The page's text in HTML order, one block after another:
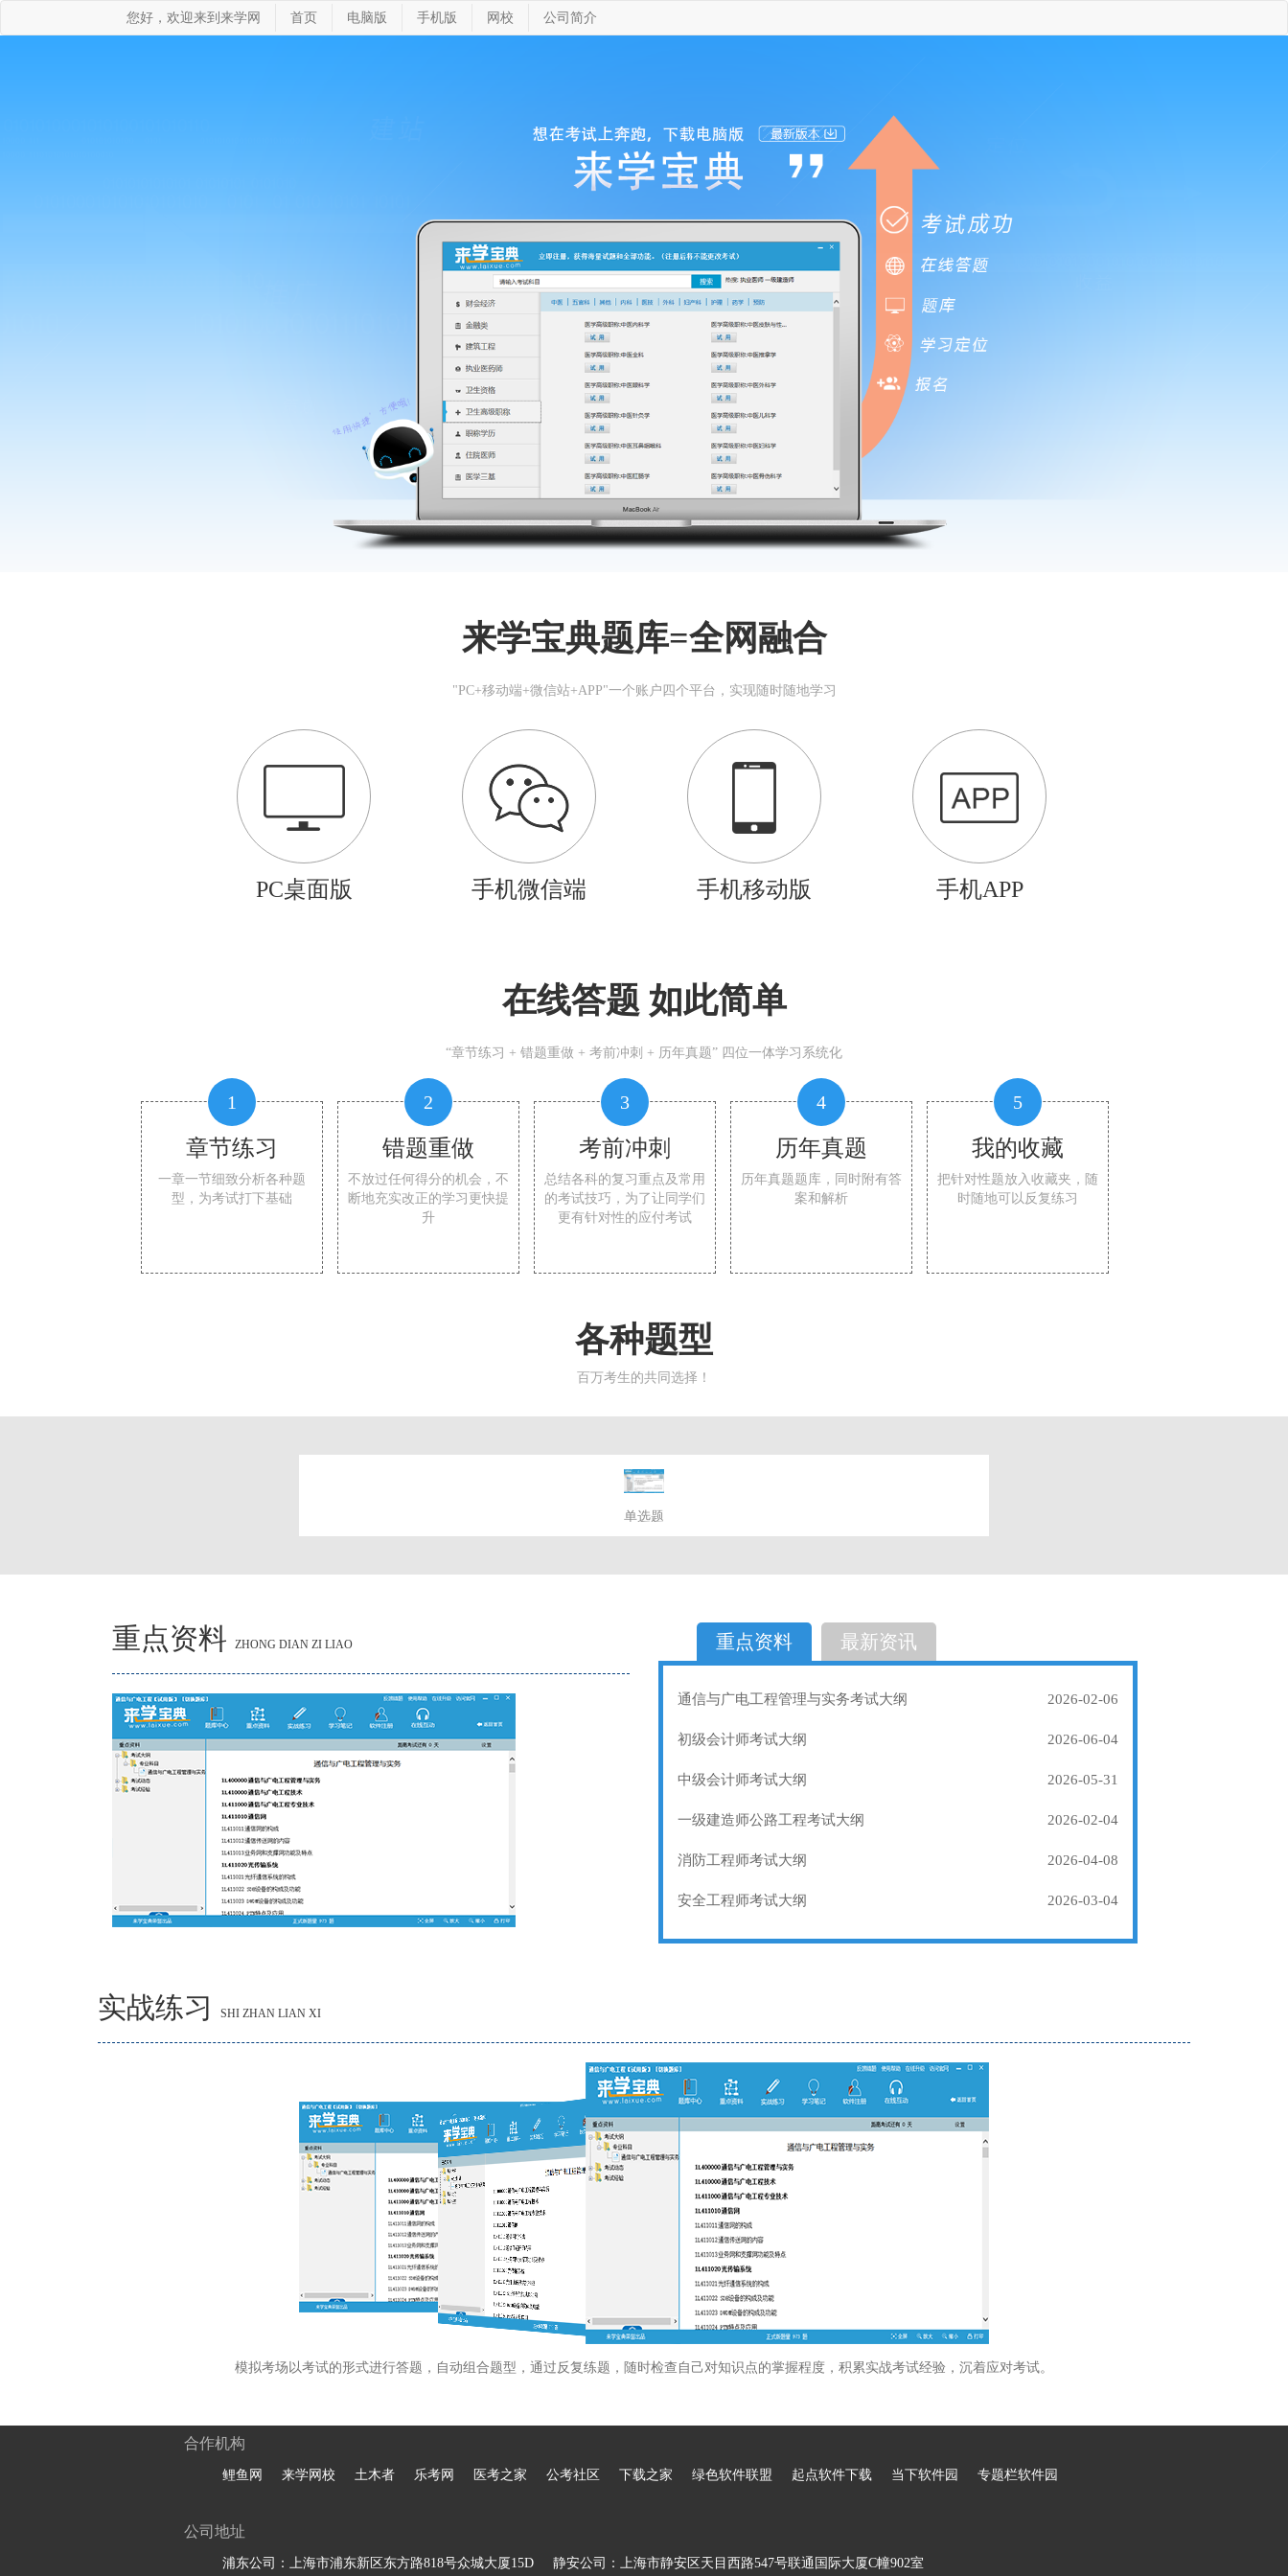
您好，欢迎来到来学网 首页 电脑版 手机版 网校 公司简介
来学宝典题库=全网融合
"PC+移动端+微信站+APP"一个账户四个平台，实现随时随地学习
PC桌面版 手机微信端 手机移动版 手机APP
在线答题 如此简单
“章节练习 + 错题重做 + 考前冲刺 + 历年真题” 四位一体学习系统化
1
章节练习
一章一节细致分析各种题
型，为考试打下基础
2
错题重做
不放过任何得分的机会，不
断地充实改正的学习更快提
升
3
考前冲刺
总结各科的复习重点及常用
的考试技巧，为了让同学们
更有针对性的应付考试
4
历年真题
历年真题题库，同时附有答
案和解析
5
我的收藏
把针对性题放入收藏夹，随
时随地可以反复练习
各种题型
百万考生的共同选择！
单选题
选择题
重点资料 ZHONG DIAN ZI LIAO 重点资料 最新资讯
通信与广电工程管理与实务考试大纲 2026-02-06
初级会计师考试大纲 2026-06-04
中级会计师考试大纲 2026-05-31
一级建造师公路工程考试大纲 2026-02-04
消防工程师考试大纲 2026-04-08
安全工程师考试大纲 2026-03-04
实战练习 SHI ZHAN LIAN XI
模拟考场以考试的形式进行答题，自动组合题型，通过反复练题，随时检查自己对知识点的掌握程度，积累实战考试经验，沉着应对考试。
合作机构
鲤鱼网 来学网校 土木者 乐考网 医考之家 公考社区 下载之家 绿色软件联盟 起点软件下载 当下软件园 专题栏软件园
公司地址
浦东公司：上海市浦东新区东方路818号众城大厦15D 静安公司：上海市静安区天目西路547号联通国际大厦C幢902室